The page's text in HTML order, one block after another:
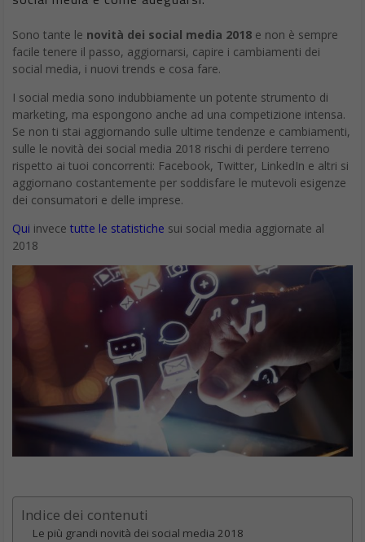
Sono tante le novità dei social media 2018 e non è sempre
facile tenere il passo, aggiornarsi, capire i cambiamenti dei
social media, i nuovi trends e cosa fare.
I social media sono indubbiamente un potente strumento di
marketing, ma espongono anche ad una competizione intensa.
Se non ti stai aggiornando sulle ultime tendenze e cambiamenti,
sulle le novità dei social media 2018 rischi di perdere terreno
rispetto ai tuoi concorrenti: Facebook, Twitter, LinkedIn e altri si
aggiornano costantemente per soddisfare le mutevoli esigenze
dei consumatori e delle imprese.
Qui invece tutte le statistiche sui social media aggiornate al
2018
Indice dei contenuti
Le più grandi novità dei social media 2018